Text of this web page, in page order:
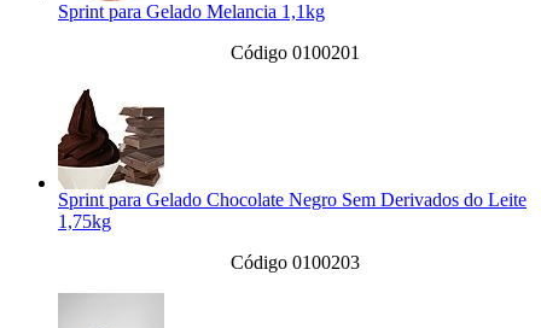
Sprint para Gelado Melancia 1,1kg
Código 0100201
Sprint para Gelado Chocolate Negro Sem Derivados do Leite
1,75kg
Código 0100203